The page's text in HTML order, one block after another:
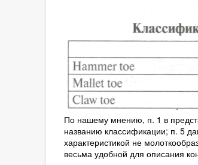
По нашему мнению, п. 1 в
названию классификации; п. 5
характеристикой не
весьма удобной для описания